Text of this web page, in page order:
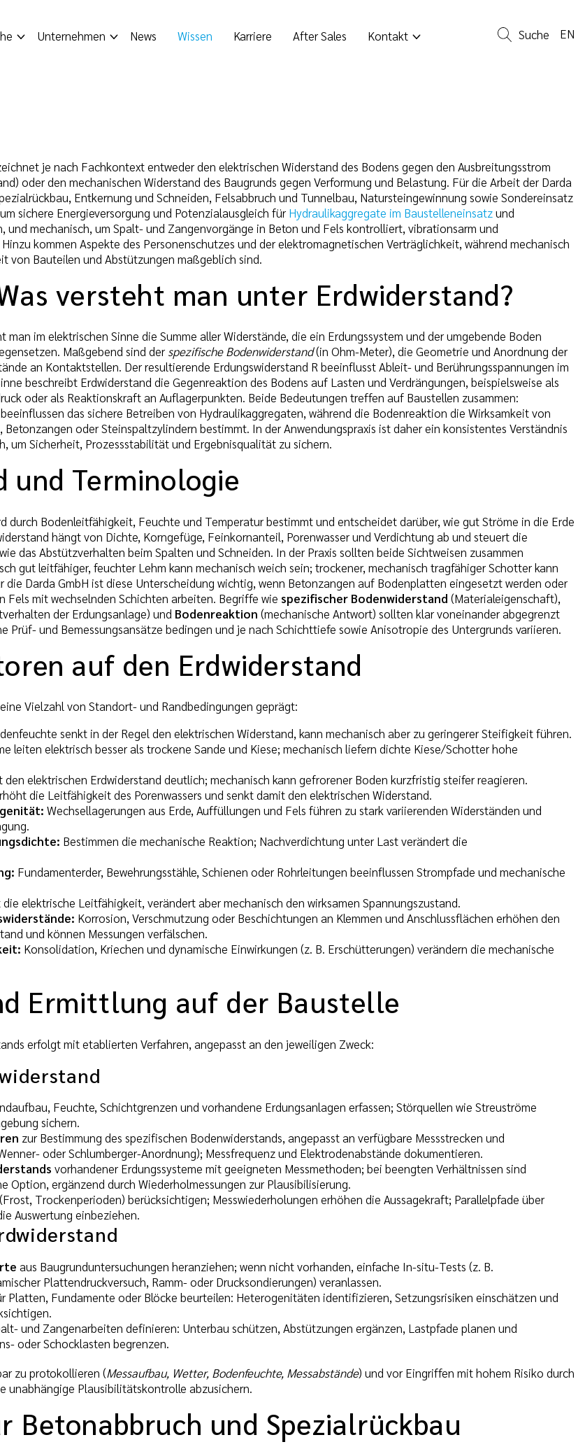
Unternehmen News Wissen Karriere After Sales Kontakt Suche EN
je nach Fachkontext entweder den elektrischen Widerstand des Bodens gegen den Ausbreitungsstrom
oder den mechanischen Widerstand des Baugrunds gegen Verformung und Belastung. Für die Arbeit der Darda
Entkernung und Schneiden, Felsabbruch und Tunnelbau, Natursteingewinnung sowie Sondereinsatz
sichere Energieversorgung und Potenzialausgleich für Hydraulikaggregate im Baustelleneinsatzund
und mechanisch, um Spalt- und Zangenvorgänge in Beton und Fels kontrolliert, vibrationsarm und
kommen Aspekte des Personenschutzes und der elektromagnetischen Verträglichkeit, während mechanisch
von Bauteilen und Abstützungen maßgeblich sind.
versteht man unter Erdwiderstand?
man im elektrischen Sinne die Summe aller Widerstände, die ein Erdungssystem und der umgebende Boden
Maßgebend sind der spezifische Bodenwiderstand(in Ohm-Meter), die Geometrie und Anordnung der
an Kontaktstellen. Der resultierende Erdungswiderstand R beeinflusst Ableit- und Berührungsspannungen im
beschreibt Erdwiderstand die Gegenreaktion des Bodens auf Lasten und Verdrängungen, beispielsweise als
oder als Reaktionskraft an Auflagerpunkten. Beide Bedeutungen treffen auf Baustellen zusammen:
das sichere Betreiben von Hydraulikaggregaten, während die Bodenreaktion die Wirksamkeit von
oder Steinspaltzylindern bestimmt. In der Anwendungspraxis ist daher ein konsistentes Verständnis
um Sicherheit, Prozessstabilität und Ergebnisqualität zu sichern.
und Terminologie
durch Bodenleitfähigkeit, Feuchte und Temperatur bestimmt und entscheidet darüber, wie gut Ströme in die Erde
hängt von Dichte, Korngefüge, Feinkornanteil, Porenwasser und Verdichtung ab und steuert die
das Abstützverhalten beim Spalten und Schneiden. In der Praxis sollten beide Sichtweisen zusammen
gut leitfähiger, feuchter Lehm kann mechanisch weich sein; trockener, mechanisch tragfähiger Schotter kann
die Darda GmbH ist diese Unterscheidung wichtig, wenn Betonzangen auf Bodenplatten eingesetzt werden oder
Fels mit wechselnden Schichten arbeiten. Begriffe wie spezifischer Bodenwiderstand (Materialeigenschaft),
der Erdungsanlage) und Bodenreaktion (mechanische Antwort) sollten klar voneinander abgegrenzt
Prüf- und Bemessungsansätze bedingen und je nach Schichttiefe sowie Anisotropie des Untergrunds variieren.
auf den Erdwiderstand
Vielzahl von Standort- und Randbedingungen geprägt:
senkt in der Regel den elektrischen Widerstand, kann mechanisch aber zu geringerer Steifigkeit führen.
leiten elektrisch besser als trockene Sande und Kiese; mechanisch liefern dichte Kiese/Schotter hohe
den elektrischen Erdwiderstand deutlich; mechanisch kann gefrorener Boden kurzfristig steifer reagieren.
die Leitfähigkeit des Porenwassers und senkt damit den elektrischen Widerstand.
Wechsellagerungen aus Erde, Auffüllungen und Fels führen zu stark variierenden Widerständen und
Bestimmen die mechanische Reaktion; Nachverdichtung unter Last verändert die
Fundamenterder, Bewehrungsstähle, Schienen oder Rohrleitungen beeinflussen Strompfade und mechanische
die elektrische Leitfähigkeit, verändert aber mechanisch den wirksamen Spannungszustand.
Korrosion, Verschmutzung oder Beschichtungen an Klemmen und Anschlussflächen erhöhen den
und können Messungen verfälschen.
Konsolidation, Kriechen und dynamische Einwirkungen (z. B. Erschütterungen) verändern die mechanische
Ermittlung auf der Baustelle
erfolgt mit etablierten Verfahren, angepasst an den jeweiligen Zweck:
Feuchte, Schichtgrenzen und vorhandene Erdungsanlagen erfassen; Störquellen wie Streuströme
sichern.
zur Bestimmung des spezifischen Bodenwiderstands, angepasst an verfügbare Messstrecken und
oder Schlumberger-Anordnung); Messfrequenz und Elektrodenabstände dokumentieren.
vorhandener Erdungssysteme mit geeigneten Messmethoden; bei beengten Verhältnissen sind
Option, ergänzend durch Wiederholmessungen zur Plausibilisierung.
Trockenperioden) berücksichtigen; Messwiederholungen erhöhen die Aussagekraft; Parallelpfade über
Auswertung einbeziehen.
aus Baugrunduntersuchungen heranziehen; wenn nicht vorhanden, einfache In-situ-Tests (z. B.
Plattendruckversuch, Ramm- oder Drucksondierungen) veranlassen.
Platten, Fundamente oder Blöcke beurteilen: Heterogenitäten identifizieren, Setzungsrisiken einschätzen und
und Zangenarbeiten definieren: Unterbau schützen, Abstützungen ergänzen, Lastpfade planen und
oder Schocklasten begrenzen.
zu protokollieren (Messaufbau, Wetter, Bodenfeuchte, Messabstände) und vor Eingriffen mit hohem Risiko durch
unabhängige Plausibilitätskontrolle abzusichern.
Betonabbruch und Spezialrückbau